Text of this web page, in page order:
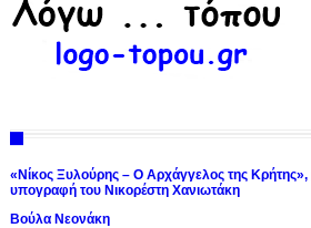
«Νίκος Ξυλούρης – Ο Αρχάγγελος της Κρήτης»,
υπογραφή του Νικορέστη Χανιωτάκη
Βούλα Νεονάκη